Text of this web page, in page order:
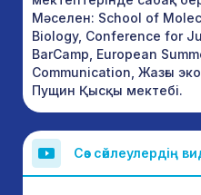
Мәселен: School of
Biology, Conference for
BarCamp, European
Communication, Жазғы
Пущин Қысқы мектебі.
Сөз сөйлеулердің